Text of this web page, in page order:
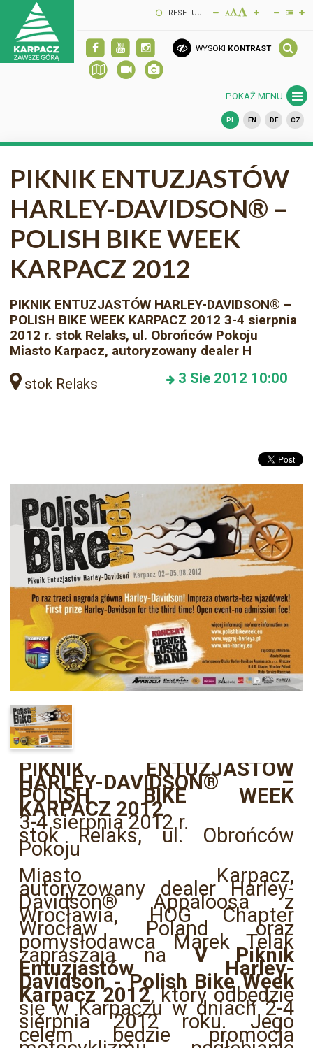
RESETUJ
WYSOKI KONTRAST
POKAŻ MENU
PL EN DE CZ
PIKNIK ENTUZJASTÓW
HARLEY-DAVIDSON® –
POLISH BIKE WEEK
KARPACZ 2012
PIKNIK ENTUZJASTÓW HARLEY-DAVIDSON® –
POLISH BIKE WEEK KARPACZ 2012 3-4 sierpnia
2012 r. stok Relaks, ul. Obrońców Pokoju
Miasto Karpacz, autoryzowany dealer H
stok Relaks 3 Sie 2012 10:00
PIKNIK ENTUZJASTÓW
HARLEY-DAVIDSON® –
POLISH BIKE WEEK
KARPACZ 2012
3-4 sierpnia 2012 r.
stok Relaks, ul. Obrońców
Pokoju
Miasto Karpacz,
autoryzowany dealer Harley-
Davidson®Appaloosa z
Wrocławia, HOG Chapter
Wrocław Poland oraz
pomysłodawca Marek Telak
zapraszają naV Piknik
Entuzjastów Harley-
Davidson - Polish Bike Week
Karpacz 2012, który odbędzie
się w Karpaczu w dniach 2-4
sierpnia 2012 roku. Jego
celem będzie promocja